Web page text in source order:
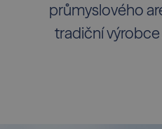
průmyslového
tradiční